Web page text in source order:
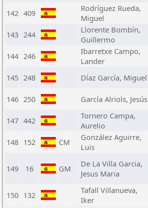
142 409
Rodríguez Rueda,
Miguel
143 244
Llorente Bombín,
Guillermo
144 246
Ibarretxe Campo,
Lander
145 248 Díaz García, Miguel
146 250 García Alriols, Jesús
147 442
Tornero Campa,
Aurelio
148 152 CM
González Aguirre,
Luis
149 16 GM
De La Villa Garcia,
Jesus Maria
150 132
Tafall Villanueva,
Iker